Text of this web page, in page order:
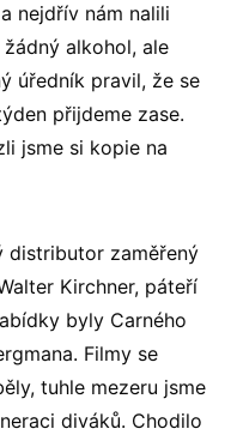
nejdřív nám nalili
alkohol, ale
úředník pravil, že se
přijdeme zase.
jsme si kopie na
distributor zaměřený
Kirchner, páteří
byly Carného
Filmy se
tuhle mezeru jsme
diváků. Chodilo